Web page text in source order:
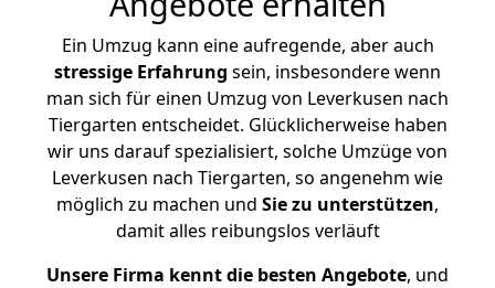
Ein Umzug kann eine aufregende, aber auch
stressige Erfahrung sein, insbesondere wenn
man sich für einen Umzug von Leverkusen nach
Tiergarten entscheidet. Glücklicherweise haben
wir uns darauf spezialisiert, solche Umzüge von
Leverkusen nach Tiergarten, so angenehm wie
möglich zu machen und Sie zu unterstützen,
damit alles reibungslos verläuft
Unsere Firma kennt die besten Angebote, und